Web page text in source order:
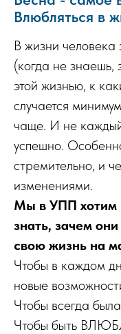
Влюбляться в
В жизни человека
(когда не знаешь,
этой жизнью, к
случается
чаще. И не
успешно.
стремительно, и
изменениями.
Мы в УПП хотим
знать, зачем
свою жизнь на
Чтобы в каждом
новые
Чтобы всегда
Чтобы быть